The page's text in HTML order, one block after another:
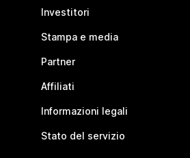
Investitori
Stampa e media
Partner
Affiliati
Informazioni legali
Stato del servizio